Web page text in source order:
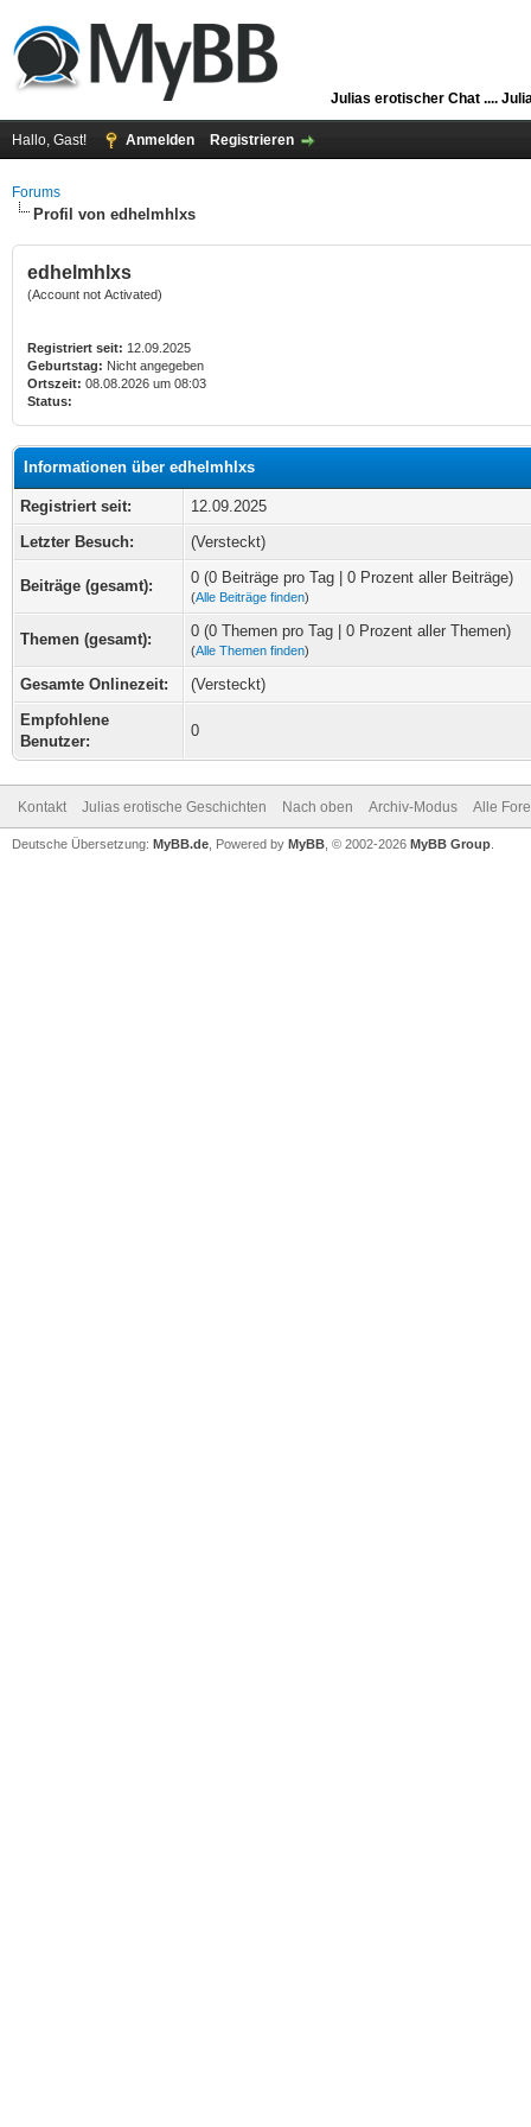
Julias erotischer Chat ....
Hallo, Gast! Anmelden Registrieren
Forums
Profil von edhelmhlxs
edhelmhlxs
(Account not Activated)
Registriert seit: 12.09.2025
Geburtstag: Nicht angegeben
Ortszeit: 08.08.2026 um 08:03
Status:
Informationen über edhelmhlxs
Registriert seit:
12.09.2025
Letzter Besuch:
(Versteckt)
Beiträge (gesamt): 0 (0 Beiträge pro Tag | 0 Prozent aller Beiträge)
(Alle Beiträge finden)
Themen (gesamt): 0 (0 Themen pro Tag | 0 Prozent aller Themen)
(Alle Themen finden)
Gesamte Onlinezeit:
(Versteckt)
Empfohlene
Benutzer:
0
Kontakt Julias erotische Geschichten Nach oben Archiv-Modus Alle
Deutsche Übersetzung: MyBB.de , Powered by MyBB , © 2002-2026 MyBB Group